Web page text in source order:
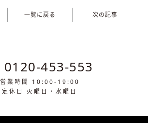
一覧に戻る 次の記事
0120-453-553
営業時間 10:00-19:00
定休日 火曜日・水曜日